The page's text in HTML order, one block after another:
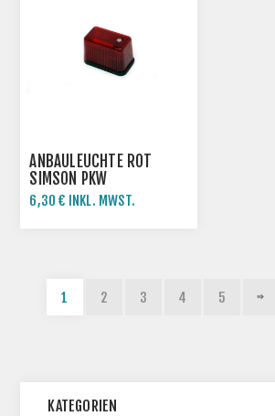
ANBAULEUCHTE ROT
SIMSON PKW
6,30 € INKL. MWST.
1 2 3 4 5
KATEGORIEN